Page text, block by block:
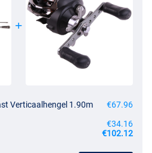
Verticaalhengel 1.90m
€67.96
€34.16
€102.12